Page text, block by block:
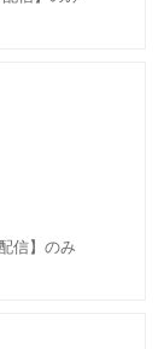
信】のみ